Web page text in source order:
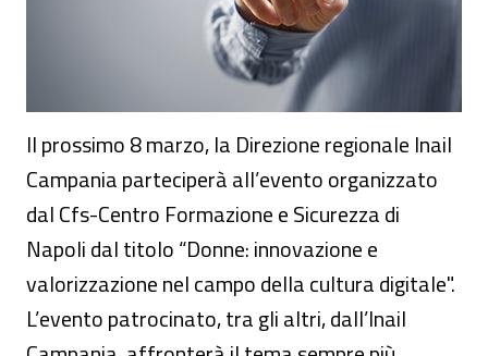
Il prossimo 8 marzo, la Direzione regionale Inail
Campania parteciperà all’evento organizzato
dal Cfs-Centro Formazione e Sicurezza di
Napoli dal titolo “Donne: innovazione e
valorizzazione nel campo della cultura digitale".
L’evento patrocinato, tra gli altri, dall’Inail